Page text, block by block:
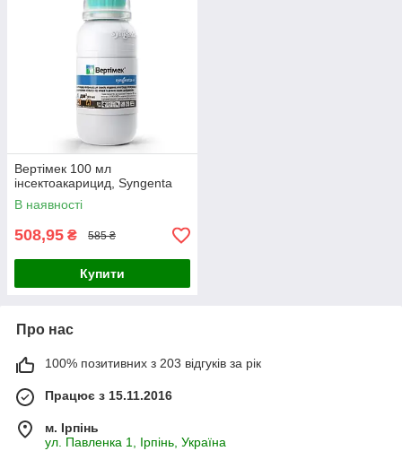
Вертімек 100 мл
інсектоакарицид, Syngenta
В наявності
508,95 ₴ 585 ₴
Купити
Про нас
100% позитивних з 203 відгуків за рік
Працює з 15.11.2016
м. Ірпінь
ул. Павленка 1, Ірпінь, Україна